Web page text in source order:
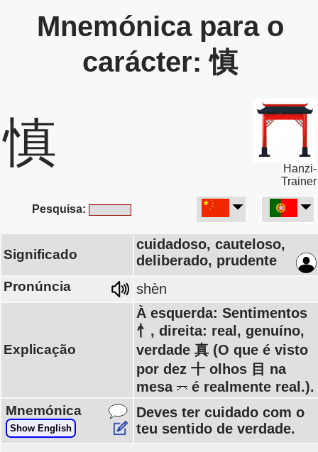
Mnemónica para o
carácter: 慎
慎
Hanzi-
Trainer
Pesquisa:
Significado
cuidadoso, cauteloso,
deliberado, prudente
Pronúncia shèn
Explicação
À esquerda: Sentimentos
忄, direita: real, genuíno,
verdade 真 (O que é visto
por dez 十 olhos 目 na
mesa
é realmente real.).
Mnemónica
Show English
Deves ter cuidado com o
teu sentido de verdade.